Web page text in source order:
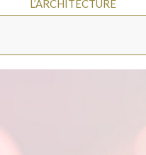
L’ARCHITECTURE